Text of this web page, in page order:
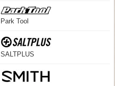
Park Tool
SALTPLUS